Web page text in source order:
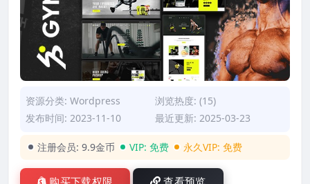
资源分类: Wordpress
浏览热度: (15)
发布时间: 2023-11-10
最近更新: 2025-03-23
注册会员: 9.9金币 VIP: 免费 永久VIP: 免费